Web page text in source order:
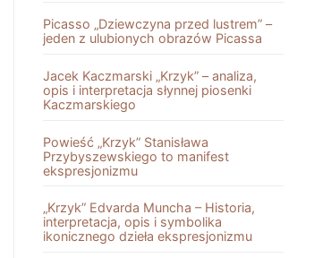
Picasso „Dziewczyna przed lustrem” –
jeden z ulubionych obrazów Picassa
Jacek Kaczmarski „Krzyk” – analiza,
opis i interpretacja słynnej piosenki
Kaczmarskiego
Powieść „Krzyk” Stanisława
Przybyszewskiego to manifest
ekspresjonizmu
„Krzyk” Edvarda Muncha – Historia,
interpretacja, opis i symbolika
ikonicznego dzieła ekspresjonizmu